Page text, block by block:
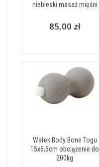
niebieski masaż mięśni
85,00 zł
Wałek Body Bone Togu
15x6,5cm obciążenie do
200kg